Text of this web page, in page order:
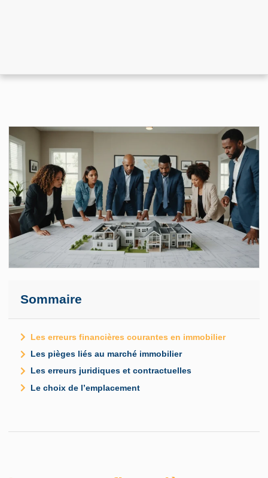
Sommaire
Les erreurs financières courantes en immobilier
Les pièges liés au marché immobilier
Les erreurs juridiques et contractuelles
Le choix de l’emplacement